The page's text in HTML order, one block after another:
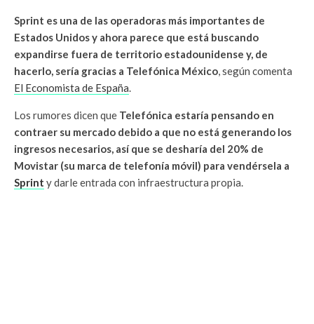
Sprint es una de las operadoras más importantes de
Estados Unidos y ahora parece que está buscando
expandirse fuera de territorio estadounidense y, de
hacerlo, sería gracias a Telefónica México , según comenta
El Economista de España
Los rumores dicen que Telefónica estaría pensando en
contraer su mercado debido a que no está generando los
ingresos necesarios, así que se desharía del 20% de
Movistar (su marca de telefonía móvil) para vendérsela a
Sprint y darle entrada con infraestructura propia.